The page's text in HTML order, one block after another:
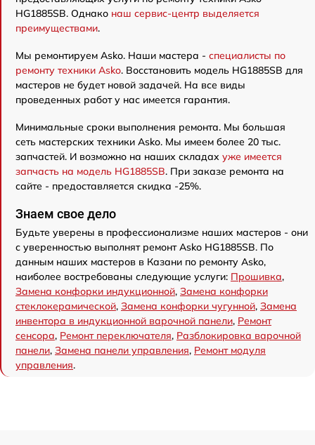
HG1885SB. Однако наш сервис-центр выделяется
преимуществами.
Мы ремонтируем Asko. Наши мастера - специалисты по
ремонту техники Asko. Восстановить модель HG1885SB для
мастеров не будет новой задачей. На все виды
проведенных работ у нас имеется гарантия.
Минимальные сроки выполнения ремонта. Мы большая
сеть мастерских техники Asko. Мы имеем более 20 тыс.
запчастей. И возможно на наших складах уже имеется
запчасть на модель HG1885SB. При заказе ремонта на
сайте - предоставляется скидка -25%.
Знаем свое дело
Будьте уверены в профессионализме наших мастеров - они
с уверенностью выполнят ремонт Asko HG1885SB. По
данным наших мастеров в Казани по ремонту Asko,
наиболее востребованы следующие услуги: Прошивка,
Замена конфорки индукционной, Замена конфорки
стеклокерамической, Замена конфорки чугунной, Замена
инвентора в индукционной варочной панели, Ремонт
сенсора, Ремонт переключателя, Разблокировка варочной
панели, Замена панели управления, Ремонт модуля
управления.